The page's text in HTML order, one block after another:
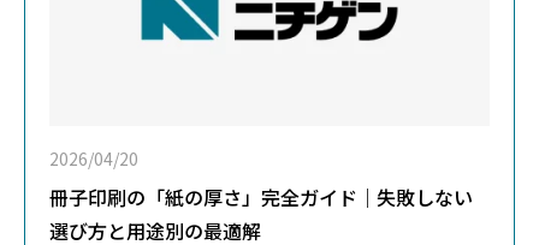
2026/04/20
冊子印刷の「紙の厚さ」完全ガイド｜失敗しない
選び方と用途別の最適解